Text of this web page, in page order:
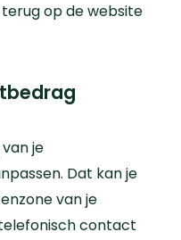
op de website
je
Dat kan je
van je
contact